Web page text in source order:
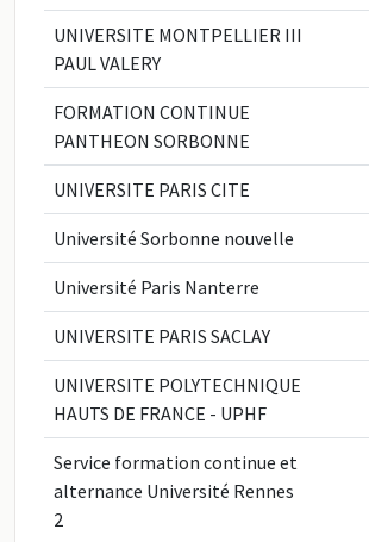
UNIVERSITE MONTPELLIER III
PAUL VALERY
FORMATION CONTINUE
PANTHEON SORBONNE
UNIVERSITE PARIS CITE
Université Sorbonne nouvelle
Université Paris Nanterre
UNIVERSITE PARIS SACLAY
UNIVERSITE POLYTECHNIQUE
HAUTS DE FRANCE - UPHF
Service formation continue et
alternance Université Rennes
2